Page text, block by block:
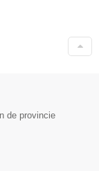
de provincie